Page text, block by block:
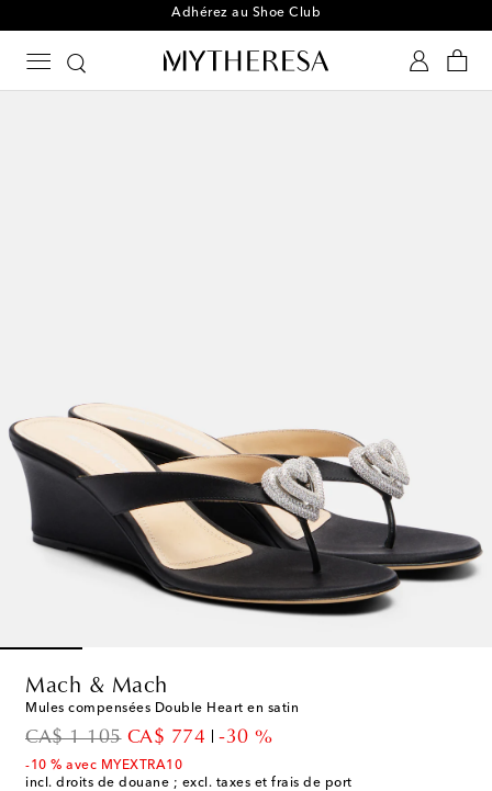
Adhérez au Shoe Club
Mach & Mach
Mules compensées Double Heart en satin
CA$ 1 105
original priceCA$ 774
discount price
-30 %
-10 % avec MYEXTRA10
incl. droits de douane ; excl. taxes et frais de port